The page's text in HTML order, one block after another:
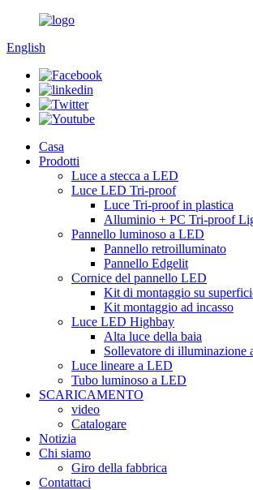
English
Casa
Prodotti
Luce a stecca a LED
Luce LED Tri-proof
Luce Tri-proof in plastica
Alluminio + PC Tri-proof
Pannello luminoso a LED
Pannello retroilluminato
Pannello Edgelit
Cornice del pannello LED
Kit di montaggio su
Kit montaggio ad incasso
Luce LED Highbay
Alta luce della baia
Sollevatore di illuminazione
Luce lineare a LED
Tubo luminoso a LED
SCARICAMENTO
video
Catalogare
Notizia
Chi siamo
Giro della fabbrica
Contattaci